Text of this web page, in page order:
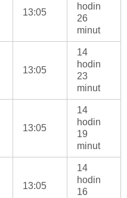
13:05
hodin
26
minut
13:05
14
hodin
23
minut
13:05
14
hodin
19
minut
13:05
14
hodin
16